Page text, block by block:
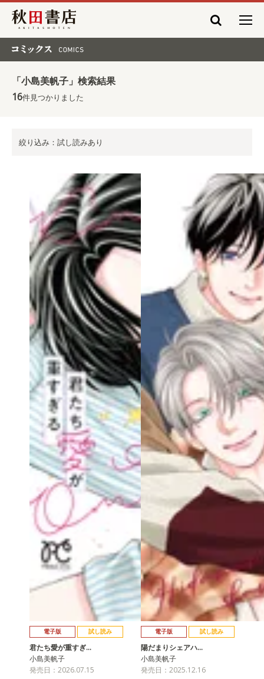
秋田書店
「小島美帆子」検索結果
16件見つかりました
絞り込み：試し読みあり
電子版 試し読み
君たち愛が重すぎ…
小島美帆子
発売日：2026.07.15
電子版 試し読み
陽だまりシェアハ…
小島美帆子
発売日：2025.12.16